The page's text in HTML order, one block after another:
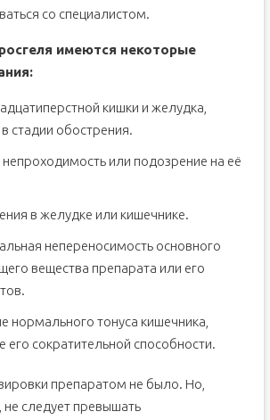
со специалистом.
имеются некоторые
кишки и желудка,
стадии обострения.
или подозрение на её
в желудке или кишечнике.
непереносимость основного
вещества препарата или его
нормального тонуса кишечника,
его сократительной способности.
препаратом не было. Но,
не следует превышать